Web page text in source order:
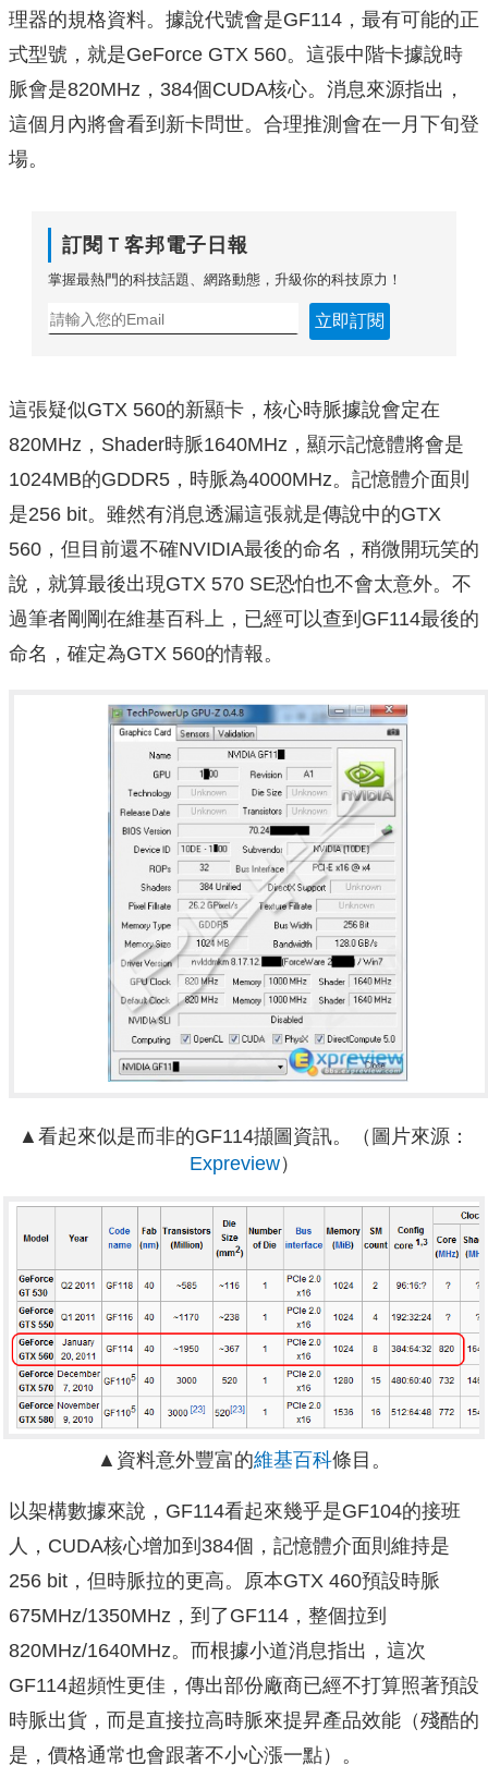
理器的規格資料。據說代號會是GF114，最有可能的正
式型號，就是GeForce GTX 560。這張中階卡據說時
脈會是820MHz，384個CUDA核心。消息來源指出，
這個月內將會看到新卡問世。合理推測會在一月下旬登
場。
訂閱Ｔ客邦電子日報
掌握最熱門的科技話題、網路動態，升級你的科技原力！
立即訂閱
這張疑似GTX 560的新顯卡，核心時脈據說會定在
820MHz，Shader時脈1640MHz，顯示記憶體將會是
1024MB的GDDR5，時脈為4000MHz。記憶體介面則
是256 bit。雖然有消息透漏這張就是傳說中的GTX
560，但目前還不確NVIDIA最後的命名，稍微開玩笑的
說，就算最後出現GTX 570 SE恐怕也不會太意外。不
過筆者剛剛在維基百科上，已經可以查到GF114最後的
命名，確定為GTX 560的情報。
▲看起來似是而非的GF114擷圖資訊。（圖片來源：
Expreview）
▲資料意外豐富的維基百科條目。
以架構數據來說，GF114看起來幾乎是GF104的接班
人，CUDA核心增加到384個，記憶體介面則維持是
256 bit，但時脈拉的更高。原本GTX 460預設時脈
675MHz/1350MHz，到了GF114，整個拉到
820MHz/1640MHz。而根據小道消息指出，這次
GF114超頻性更佳，傳出部份廠商已經不打算照著預設
時脈出貨，而是直接拉高時脈來提昇產品效能（殘酷的
是，價格通常也會跟著不小心漲一點）。